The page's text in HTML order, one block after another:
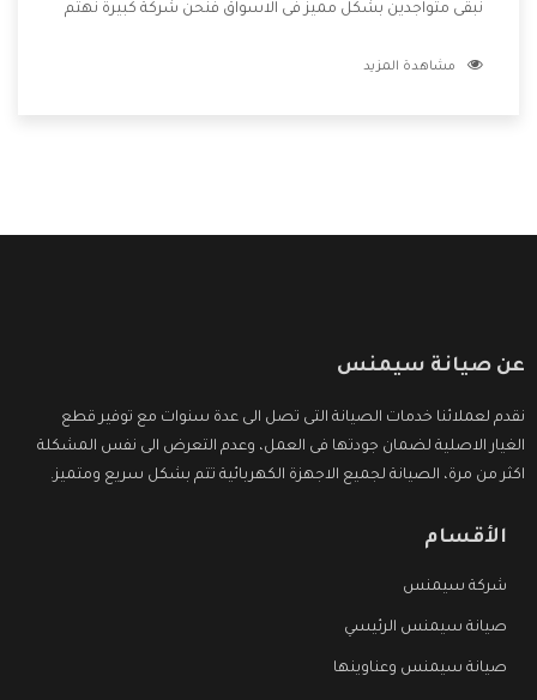
نبقى متواجدين بشكل مميز فى الاسواق فنحن شركة كبيرة نهتم
الشركة بها والتى تكون منها خدمة الصيانة التى تكون من أهم
مشاهدة المزيد
عن صيانة سيمنس
نقدم لعملائنا خدمات الصيانة التى تصل الى عدة سنوات مع توفير قطع
الغيار الاصلية لضمان جودتها فى العمل، وعدم التعرض الى نفس المشكلة
اكثر من مرة، الصيانة لجميع الاجهزة الكهربائية تتم بشكل سريع ومتميز.
الأقسام
شركة سيمنس
صيانة سيمنس الرئيسي
صيانة سيمنس وعناوينها